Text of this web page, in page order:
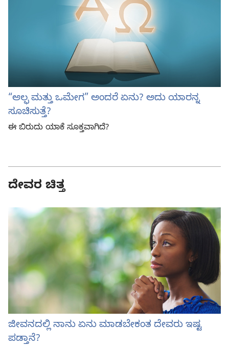
“ಆಲ್ಫ ಮತ್ತು ಒಮೇಗ” ಅಂದರೆ ಏನು? ಅದು ಯಾರನ್ನ
ಸೂಚಿಸುತ್ತೆ?
ಈ ಬಿರುದು ಯಾಕೆ ಸೂಕ್ತವಾಗಿದೆ?
ದೇವರ ಚಿತ್ತ
ಜೀವನದಲ್ಲಿ ನಾನು ಏನು ಮಾಡಬೇಕಂತ ದೇವರು ಇಷ್ಟ
ಪಡ್ತಾನೆ?